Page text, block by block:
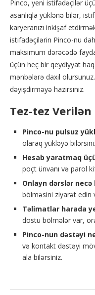
Pinco, yeni istifadəçilər
asanlıqla yüklənə bilər,
karyeranızı inkişaf
istifadəçilərin Pinco-nu
maksimum dərəcədə
üçün heç bir qeydiyyat
mənbələrə daxil
dəyişdirməyə hazırsınız.
Tez-tez
Pinco-nu pulsuz
olaraq yükləyə
Hesab yaratmaq
poçt ünvanı və parol
Onlayn dərslər necə
bölməsini ziyarət edin
Təlimatlar harada
dostu bölmələr var,
Pinco-nun dəstəyi
və kontakt dəstəyi
ala bilərsiniz.